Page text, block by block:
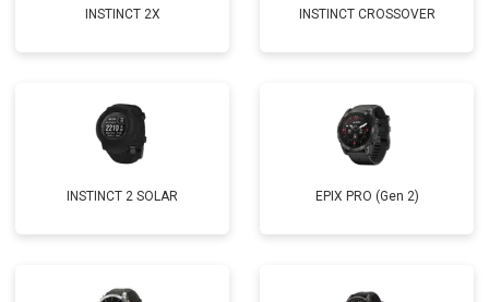
INSTINCT 2X INSTINCT CROSSOVER
INSTINCT 2 SOLAR EPIX PRO (Gen 2)